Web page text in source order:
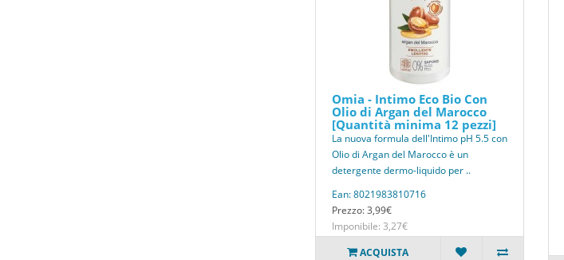
Omia - Intimo Eco Bio Con
Olio di Argan del Marocco
[Quantità minima 12 pezzi]
La nuova formula dell'Intimo pH 5.5 con
Olio di Argan del Marocco è un
detergente dermo-liquido per ..
Ean: 8021983810716
Prezzo: 3,99€
Imponibile: 3,27€
ACQUISTA